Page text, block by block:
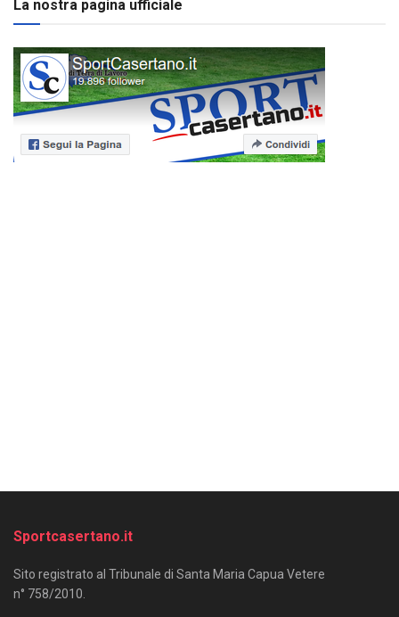
La nostra pagina ufficiale
Sportcasertano.it
Sito registrato al Tribunale di Santa Maria Capua Vetere
n° 758/2010.